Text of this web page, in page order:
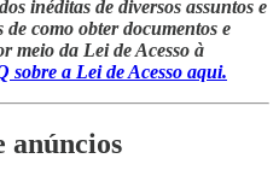
inéditas de diversos assuntos e
como obter documentos e
meio da Lei de Acesso à
sobre a Lei de Acesso aqui.
anúncios